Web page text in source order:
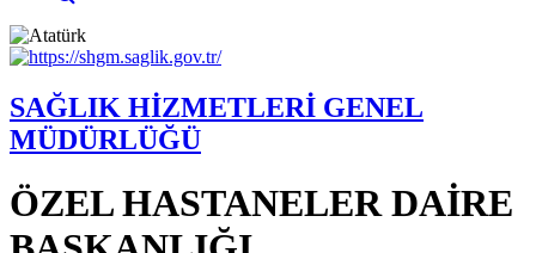
SAĞLIK HİZMETLERİ GENEL
MÜDÜRLÜĞÜ
ÖZEL HASTANELER DAİRE